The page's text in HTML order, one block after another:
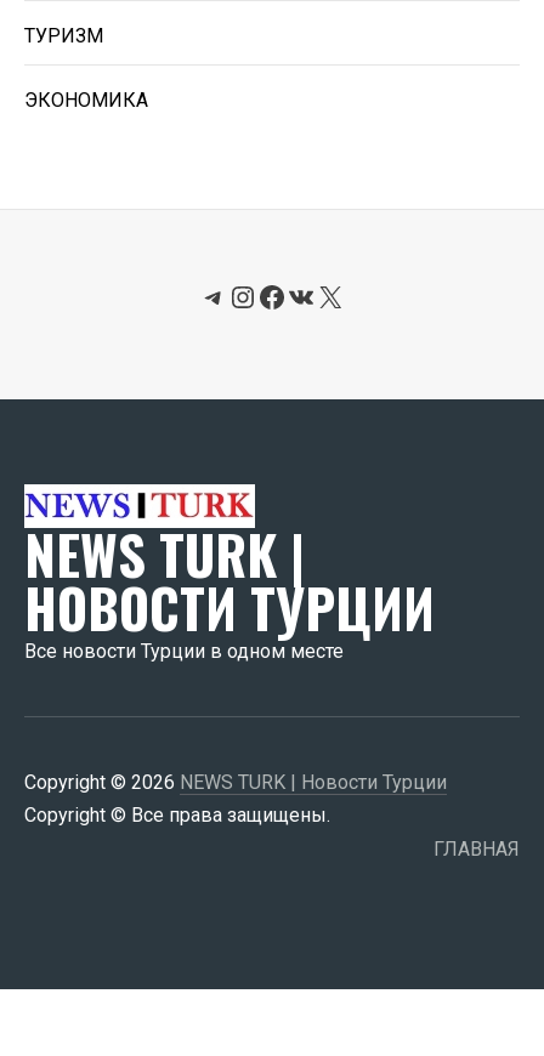
ТУРИЗМ
ЭКОНОМИКА
Telegram
Instagram
Facebook
ВКонтакте
X
NEWS TURK |
НОВОСТИ ТУРЦИИ
Все новости Турции в одном месте
Copyright © 2026 NEWS TURK | Новости Турции
Copyright © Все права защищены.
ГЛАВНАЯ